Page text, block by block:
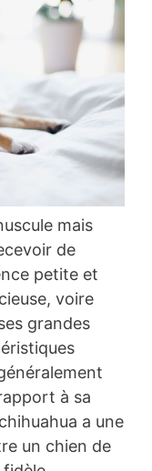
mais
de
petite et
voire
grandes
à sa
a une
un chien de